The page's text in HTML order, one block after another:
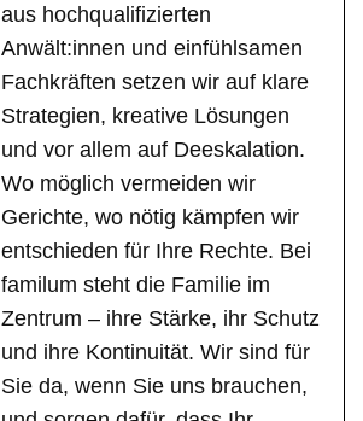
aus hochqualifizierten
Anwält:innen und einfühlsamen
Fachkräften setzen wir auf klare
Strategien, kreative Lösungen
und vor allem auf Deeskalation.
Wo möglich vermeiden wir
Gerichte, wo nötig kämpfen wir
entschieden für Ihre Rechte. Bei
familum steht die Familie im
Zentrum – ihre Stärke, ihr Schutz
und ihre Kontinuität. Wir sind für
Sie da, wenn Sie uns brauchen,